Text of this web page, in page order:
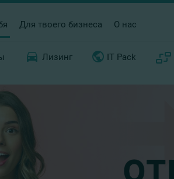
Для твоего бизнеса О нас
Лизинг IT Pack